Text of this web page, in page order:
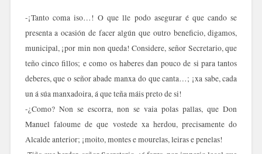
-¡Tanto coma iso…! O que lle podo asegurar é que cando se
presenta a ocasión de facer algún que outro beneficio, digamos,
municipal, ¡por min non queda! Considere, señor Secretario, que
teño cinco fillos; e como os haberes dan pouco de si para tantos
deberes, que o señor abade manxa do que canta…; ¡xa sabe, cada
un á súa manxadoira, á que teña máis preto de si!
-¿Como? Non se escorra, non se vaia polas pallas, que Don
Manuel faloume de que vostede xa herdou, precisamente do
Alcalde anterior; ¡moito, montes e mourelas, leiras e penelas!